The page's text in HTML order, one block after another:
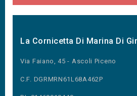
La Cornicetta Di Marina Di
Via Faiano, 45 - Ascoli Piceno
C.F. DGRMRN61L68A462P